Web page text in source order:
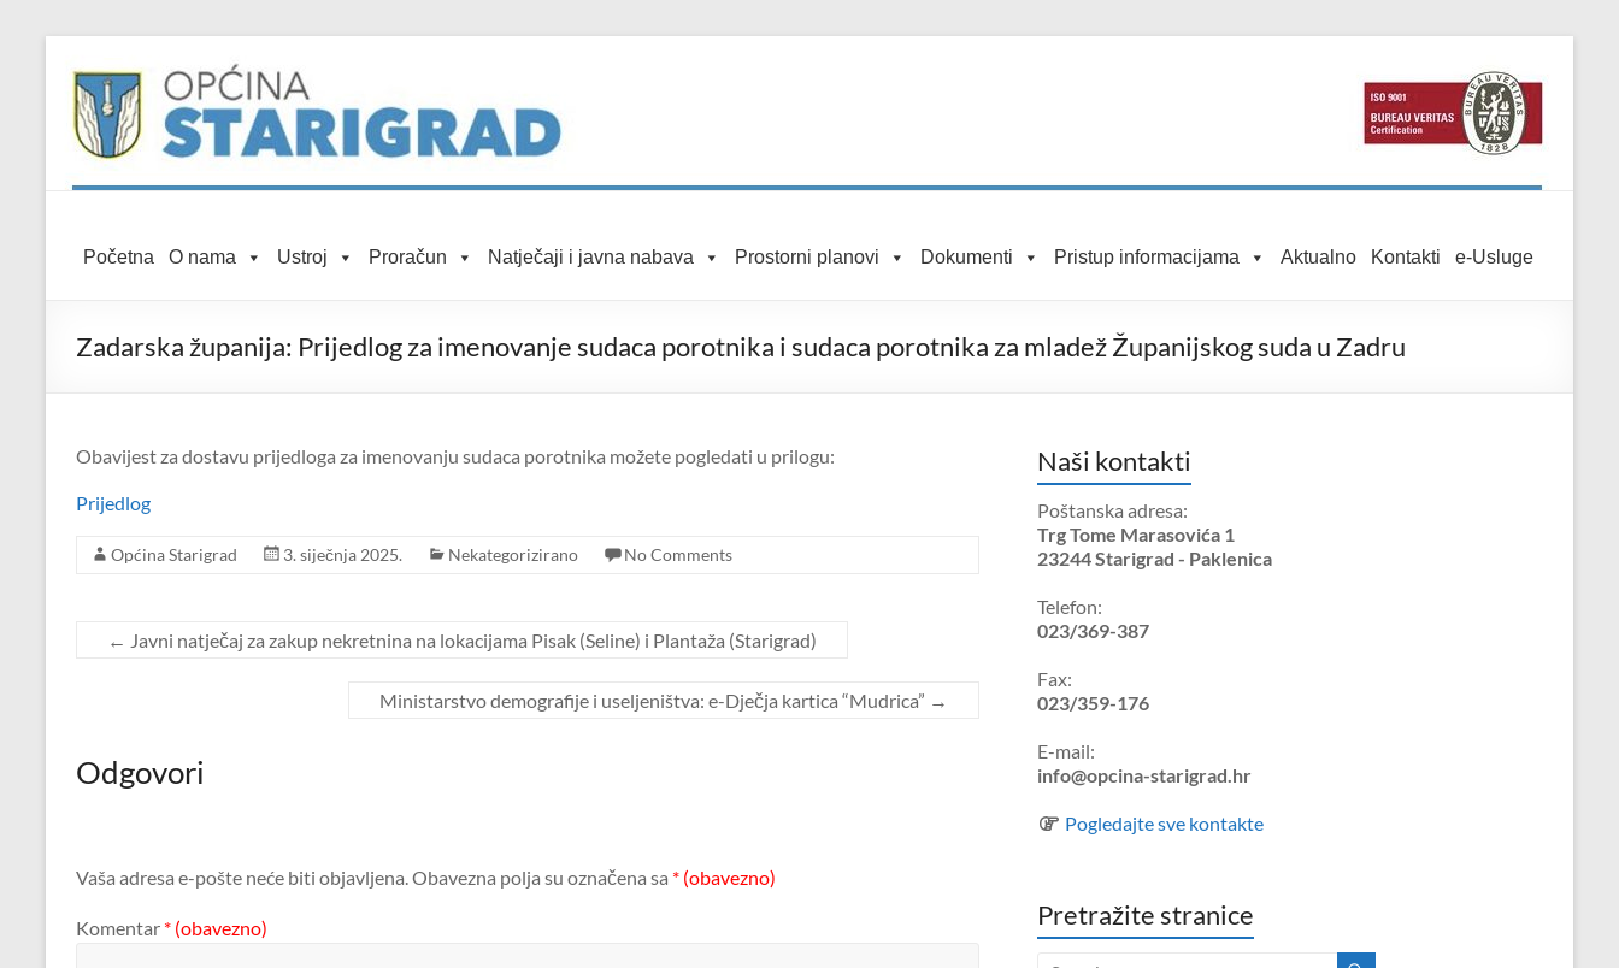
content
Općina
Službena
mrežna
Početna O nama Ustroj Proračun Natječaji i javna nabava Prostorni planovi Dokumenti Pristup informacijama Aktualno Kontakti e-Usluge
Zadarska županija: Prijedlog za imenovanje sudaca porotnika i sudaca porotnika za mladež Županijskog suda u Zadru
Obavijest za dostavu prijedloga za imenovanju sudaca porotnika možete pogledati u prilogu:
Prijedlog
Općina Starigrad 3. siječnja 2025. Nekategorizirano No Comments
← Javni natječaj za zakup nekretnina na lokacijama Pisak (Seline) i Plantaža (Starigrad)
Ministarstvo demografije i useljeništva: e-Dječja kartica “Mudrica” →
Odgovori
Vaša adresa e-pošte neće biti objavljena.Obavezna polja su označena sa * (obavezno)
Komentar * (obavezno)
Naši kontakti
Poštanska adresa:
Trg Tome Marasovića 1
23244 Starigrad - Paklenica
Telefon:
023/369-387
Fax:
023/359-176
E-mail:
info@opcina-starigrad.hr
Pogledajte sve kontakte
Pretražite stranice